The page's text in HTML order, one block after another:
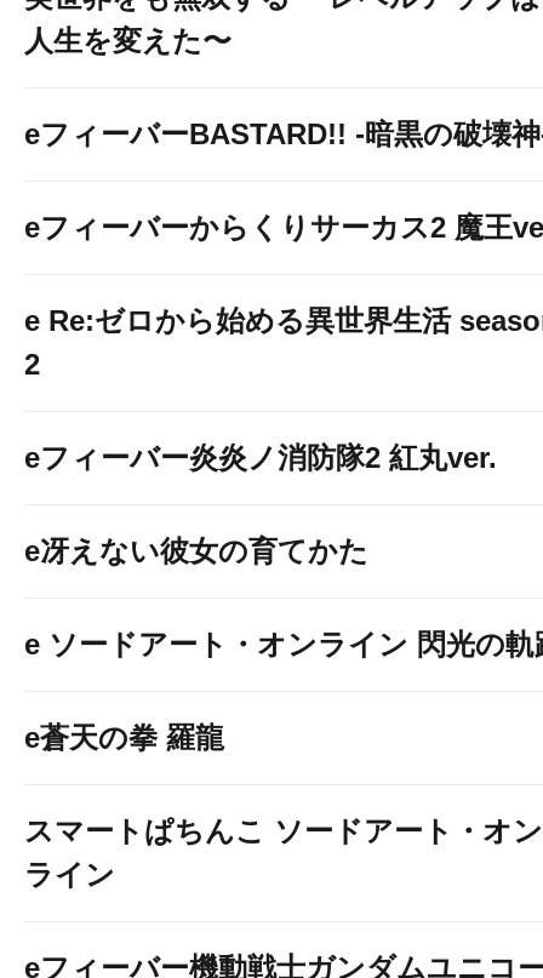
人生を変えた〜
eフィーバーBASTARD!! -暗黒の破壊
eフィーバーからくりサーカス2 魔王
e Re:ゼロから始める異世界生活
2
eフィーバー炎炎ノ消防隊2 紅丸ver.
e冴えない彼女の育てかた
e ソードアート・オンライン 閃光の軌
e蒼天の拳 羅龍
スマートぱちんこ ソードアート・オン
ライン
eフィーバー機動戦士ガンダムユニコ